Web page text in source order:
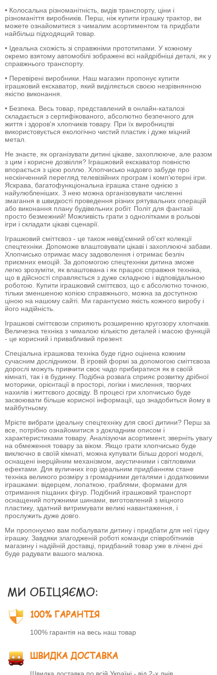
• Колосальна різноманітність, видів транспорту, ціни і
різноманіття виробників. Перш, ніж купити іграшку трактор, ви
можете ознайомитися з чималим асортиментом та придбати
найбільш підходящий товар.
• Ідеальна схожість зі справжніми прототипами. У кожному
окремо взятому автомобілі зображені всі найдрібніші деталі, як у
справжнього транспорту.
• Перевірені виробники. Наш магазин пропонує купити
іграшковий екскаватор, який виділяється своєю незрівнянною
якістю виконання.
• Безпека. Весь товар, представлений в онлайн-каталозі
складається з сертифікованого, абсолютно безпечного для
життя і здоров'я хлопчиків товару. При їх виробництві
використовується екологічно чистий пластик і дуже міцний
метал.
Не знаєте, як організувати дитині цікаве, захоплююче, але разом
з цим і корисне дозвілля? Іграшковий екскаватор повністю
впорається з цією роллю. Хлопчисько надовго забуде про
нескінченний перегляд телевізійних програм і комп'ютерні ігри.
Яскрава, багатофункціональна іграшка стане однією з
найулюбленіших. З нею можна організовувати численні
змагання в швидкості проведення різних рятувальних операцій
або виконання плану будівельних робіт. Політ для фантазії
просто безмежний! Можливість грати з однолітками в рольові
ігри і складати цікаві сценарії.
Іграшковий сміттєвоз - це також невід'ємний об'єкт колекції
спецтехніки. Допоможе влаштовувати цікаві і захоплюючі забави.
Хлопчисько отримає масу задоволення і отримає безліч
приємних емоцій. За допомогою спецтехніки дитина зможе
легко зрозуміти, як влаштована і як працює справжня техніка,
що в дійсності справляється з дуже складною і відповідальною
роботою. Купити іграшковий сміттєвоз, що є абсолютно точною,
тільки зменшеною копією справжнього, можна за доступною
ціною на нашому сайті. Ми гарантуємо якість кожного виробу і
його надійність.
Іграшкові сміттєвози сприяють розширенню кругозору хлопчаків.
Величезна техніка з чималою кількістю деталей і масою функцій
- це корисний і привабливий презент.
Спеціальна іграшкова техніка буде гідно оцінена кожним
сучасним дослідником. В ігровій формі за допомогою сміттєвоза
дорослі можуть привчити своє чадо прибиратися як в своїй
кімнаті, так і в будинку. Подібна розвага сприяє розвитку дрібної
моторики, орієнтації в просторі, логіки і мислення, творчих
нахилів і життєвого досвіду. В процесі гри хлопчисько буде
засвоювати більше корисної інформації, що знадобиться йому в
майбутньому.
Мрієте вибрати ідеальну спецтехніку для своєї дитини? Перш за
все, потрібно ознайомитися з докладним описом і
характеристиками товару. Аналізуючи асортимент, зверніть увагу
на обмеження товару за віком. Якщо грати хлопчисько буде
виключно в своїй кімнаті, можна купувати більш дорогі моделі,
оснащені інерційним механізмом, акустичними і світловими
ефектами. Для вуличних ігор ідеальним придбанням стане
техніка великого розміру з громадними деталями і додатковими
іграшками: відерцем, лопаткою, граблями, формами для
отримання піщаних фігур. Подібний іграшковий транспорт
оснащений потужними шинами, виготовлений з міцного
пластику, здатний витримувати великі навантаження, і
прослужить дуже довго.
Ми пропонуємо вам побалувати дитину і придбати для неї гідну
іграшку. Завдяки злагодженій роботі команди співробітників
магазину і надійній доставці, придбаний товар уже в лічені дні
буде радувати вашого малюка.
МИ ОБІЦЯЄМО:
100% ГАРАНТІЯ
100% гарантія на весь наш товар
ШВИДКА ДОСТАВКА